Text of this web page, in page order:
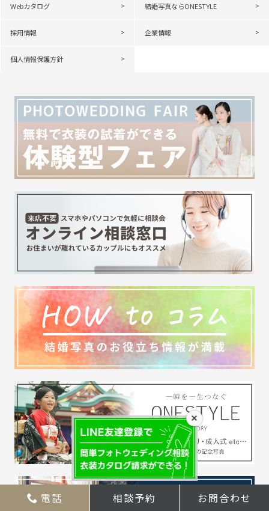
×
Webカタログ 結婚写真ならONESTYLE
採用情報 企業情報
個人情報保護方針
電話 相談予約 お問合わせ